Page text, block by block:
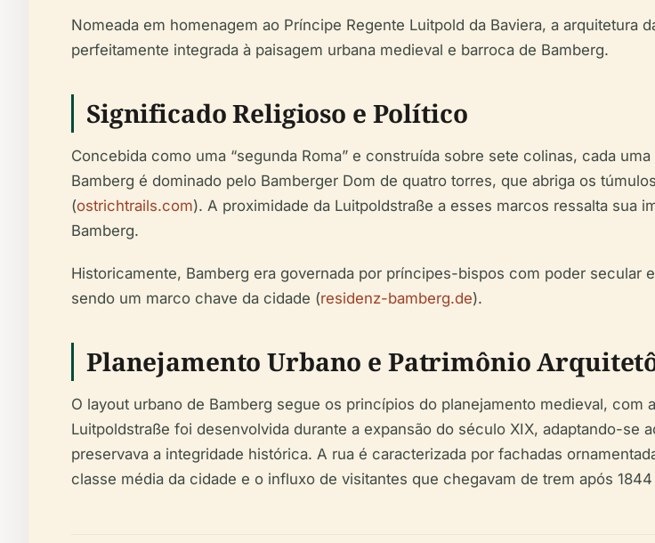
Nomeada em homenagem ao Príncipe Regente Luitpold da Baviera, a arquitetura
perfeitamente integrada à paisagem urbana medieval e barroca de Bamberg.
Significado Religioso e Político
Concebida como uma “segunda Roma” e construída sobre sete colinas, cada
Bamberg é dominado pelo Bamberger Dom de quatro torres, que abriga os
(ostrichtrails.com). A proximidade da Luitpoldstraße a esses marcos ressalta
Bamberg.
Historicamente, Bamberg era governada por príncipes-bispos com poder
sendo um marco chave da cidade (residenz-bamberg.de).
Planejamento Urbano e Patrimônio
O layout urbano de Bamberg segue os princípios do planejamento medieval, com
Luitpoldstraße foi desenvolvida durante a expansão do século XIX, adaptando-
preservava a integridade histórica. A rua é caracterizada por fachadas
classe média da cidade e o influxo de visitantes que chegavam de trem após